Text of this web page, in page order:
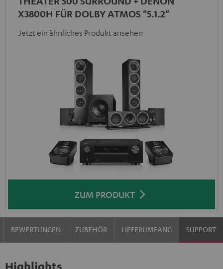
X3800H FÜR DOLBY ATMOS "5.1.2"
Jetzt ein ähnliches Produkt ansehen
ZUM PRODUKT
BEWERTUNGEN ZUBEHÖR LIEFERUMFANG SUPPORT
Highlights